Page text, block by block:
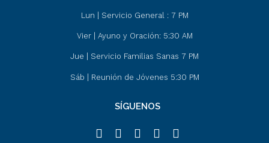
Lun | Servicio General : 7 PM
Vier | Ayuno y Oración: 5:30 AM
Jue | Servicio Familias Sanas 7 PM
Sáb | Reunión de Jóvenes 5:30 PM
SÍGUENOS